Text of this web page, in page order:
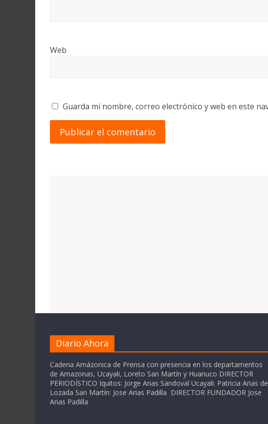
Web
Guarda mi nombre, correo electrónico y web en este
Diario Ahora
Cadena Amázonica de Prensa con presencia en los departamentos
de Amazonas, Ucayali, Loreto San Martín y Huanuco DIRECTOR
PERIODÍSTICO Iquitos: Jorge Arias Sandoval Ucayali: Patricia Arias de
Lozada San Martín: Jose Arias Padilla DIRECTOR FUNDADOR Jose
Arias Padilla